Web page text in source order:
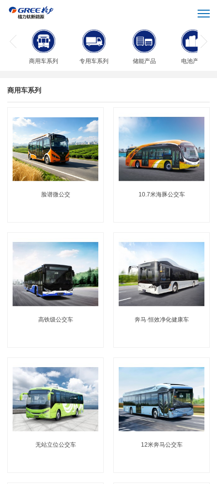
商用车系列 专用车系列 储能产品 电池产品
商用车系列
脸谱微公交 10.7米海豚公交车
高铁级公交车 奔马·恒效净化健康车
无站立位公交车 12米奔马公交车